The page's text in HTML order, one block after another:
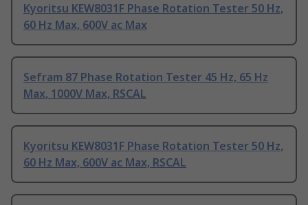
Kyoritsu KEW8031F Phase Rotation Tester 50 Hz,
60 Hz Max, 600V ac Max
Sefram 87 Phase Rotation Tester 45 Hz, 65 Hz
Max, 1000V Max, RSCAL
Kyoritsu KEW8031F Phase Rotation Tester 50 Hz,
60 Hz Max, 600V ac Max, RSCAL